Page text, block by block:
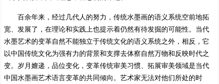
百余年来，经过几代人的努力，传统水墨画的语义系统空前地拓
宽、发展了，在理论和实践上也提示着仍然有待发掘的可能性。当代
水墨艺术的变革自然不能独立于传统文化的语义系统之外，相反，它
以中国传统文化为强有力的背景和支撑去体察自然万物和反映时代之
变。岁月嬗递，品位变化，变革传统审美习惯、拓展审美领域是当代
中国水墨画艺术语言变革的共同倾向。艺术家无法对他们所处的时